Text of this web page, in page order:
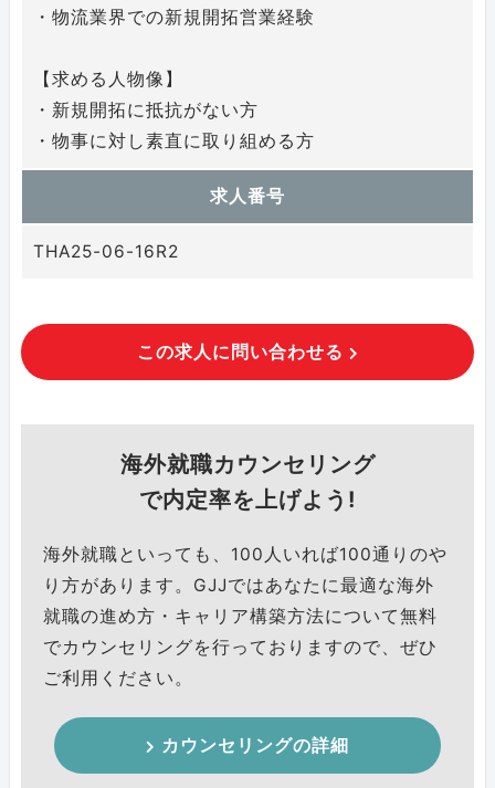
・物流業界での新規開拓営業経験
【求める人物像】
・新規開拓に抵抗がない方
・物事に対し素直に取り組める方
求人番号
THA25-06-16R2
この求人に問い合わせる
海外就職カウンセリング
で内定率を上げよう!
海外就職といっても、100人いれば100通りのや
り方があります。GJJではあなたに最適な海外
就職の進め方・キャリア構築方法について無料
でカウンセリングを行っておりますので、ぜひ
ご利用ください。
カウンセリングの詳細